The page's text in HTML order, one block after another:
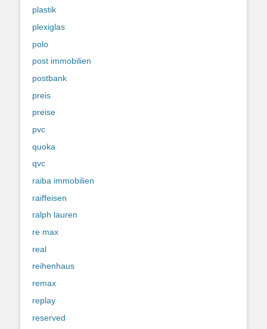
plastik
plexiglas
polo
post immobilien
postbank
preis
preise
pvc
quoka
qvc
raiba immobilien
raiffeisen
ralph lauren
re max
real
reihenhaus
remax
replay
reserved